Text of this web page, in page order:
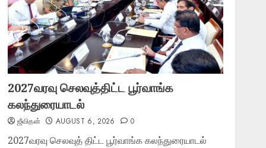
2027வரவு செலவுத்திட்ட பூர்வாங்க
கலந்துரையாடல்
ஜீவிதன் AUGUST 6, 2026 0
2027வரவு செலவுத் திட்ட பூர்வாங்க கலந்துரையாடல்